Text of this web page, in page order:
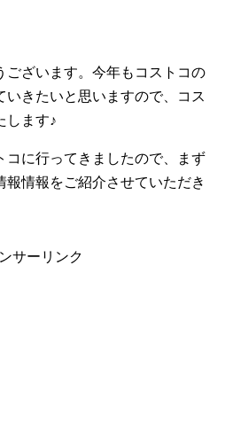
ございます。今年もコストコの
きたいと思いますので、コス
します♪
コに行ってきましたので、まず
報情報をご紹介させていただき
サーリンク